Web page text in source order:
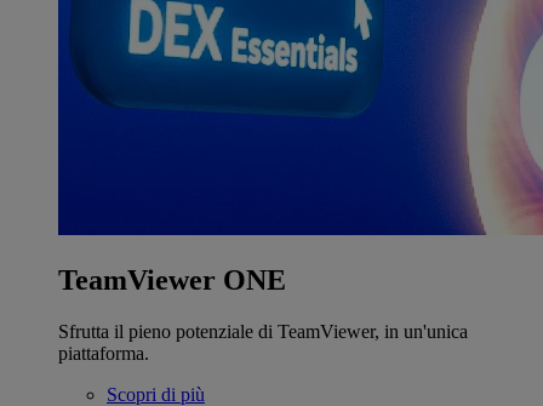
TeamViewer ONE
Sfrutta il pieno potenziale di TeamViewer, in un'unica
piattaforma.
Scopri di più